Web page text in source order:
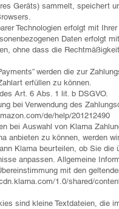
Geräts) sammelt, speichert
Technologien erfolgt mit
Daten erfolgt
ohne dass die
werden die zur
erfüllen zu können.
Art. 6 Abs. 1 lit. b DSGVO.
bei Verwendung des
de/help/201212490
bei Auswahl von Klarna
anbieten zu können, werden
Klarna beurteilen, ob Sie
anpassen. Allgemeine
mit den
1.0/shared/
sind kleine Textdateien, die